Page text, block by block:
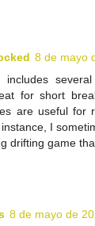
8 de mayo
several
for short
are useful for
I
drifting game
8 de mayo de